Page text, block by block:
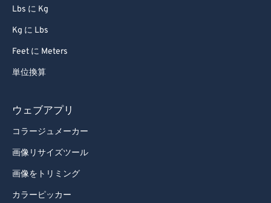
Lbs に Kg
Kg に Lbs
Feet に Meters
単位換算
ウェブアプリ
コラージュメーカー
画像リサイズツール
画像をトリミング
カラーピッカー